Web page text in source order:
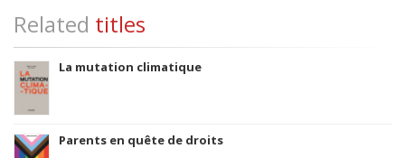
Related titles
La mutation climatique
Parents en quête de droits